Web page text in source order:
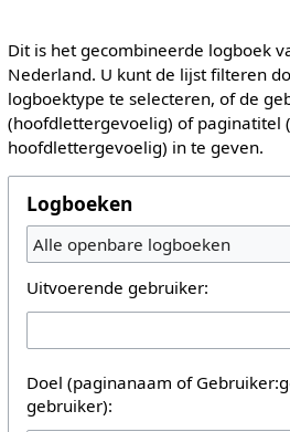
Dit is het gecombineerde logboek
Nederland. U kunt de lijst filteren
logboektype te selecteren, of de
(hoofdlettergevoelig) of paginatitel
hoofdlettergevoelig) in te geven.
Logboeken
Alle openbare logboeken
Uitvoerende gebruiker:
Doel (paginanaam of
gebruiker):